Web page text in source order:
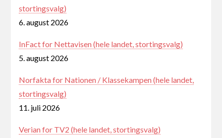
stortingsvalg)
6. august 2026
InFact for Nettavisen (hele landet, stortingsvalg)
5. august 2026
Norfakta for Nationen / Klassekampen (hele landet,
stortingsvalg)
11. juli 2026
Verian for TV2 (hele landet, stortingsvalg)